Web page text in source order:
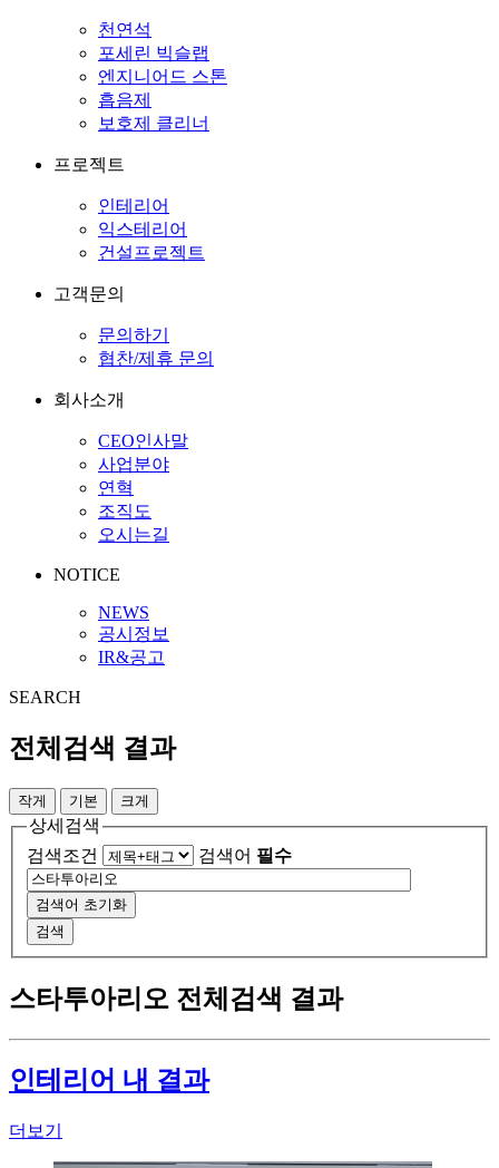
천연석
포세린 빅슬랩
엔지니어드 스톤
흡음제
보호제 클리너
프로젝트
인테리어
익스테리어
건설프로젝트
고객문의
문의하기
협찬/제휴 문의
회사소개
CEO인사말
사업분야
연혁
조직도
오시는길
NOTICE
NEWS
공시정보
IR&공고
SEARCH
전체검색 결과
작게 기본 크게
상세검색
검색조건
검색어 필수
검색어 초기화
검색
스타투아리오 전체검색 결과
인테리어 내 결과
더보기